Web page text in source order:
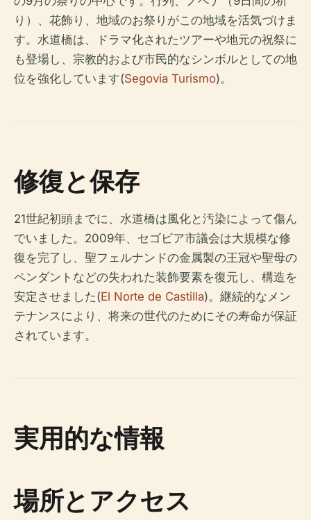
り）、花飾り、地域のお祭りがこの地域を活気づけま
す。水道橋は、ドラマ化されたツアーや地元の祝祭に
も登場し、宗教的および市民的なシンボルとしての地
位を強化しています(Segovia Turismo)。
修復と保存
21世紀初頭までに、水道橋は風化と汚染によって傷ん
でいました。2009年、セゴビア市議会は大規模な修
復を完了し、聖フェルナンドの金属製の王冠や聖母の
ペンダントなどの失われた装飾要素を復元し、構造を
安定させました(El Norte de Castilla)。継続的なメン
テナンスにより、将来の世代のためにその寿命が保証
されています。
実用的な情報
場所とアクセス